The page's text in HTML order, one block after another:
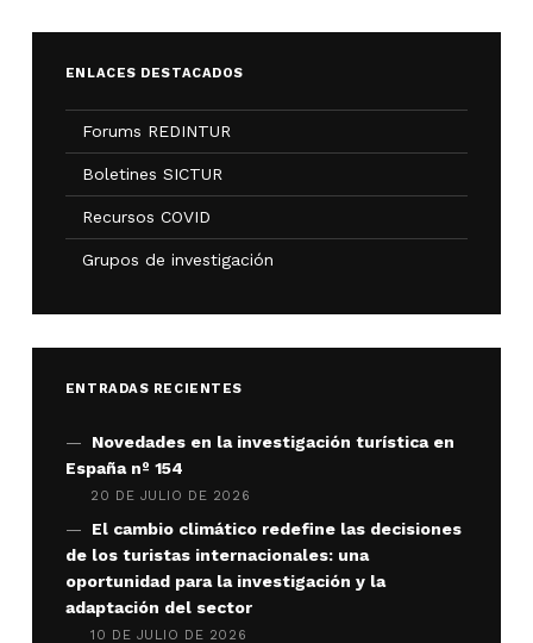
ENLACES DESTACADOS
Forums REDINTUR
Boletines SICTUR
Recursos COVID
Grupos de investigación
ENTRADAS RECIENTES
Novedades en la investigación turística en
España nº 154
20 DE JULIO DE 2026
El cambio climático redefine las decisiones
de los turistas internacionales: una
oportunidad para la investigación y la
adaptación del sector
10 DE JULIO DE 2026